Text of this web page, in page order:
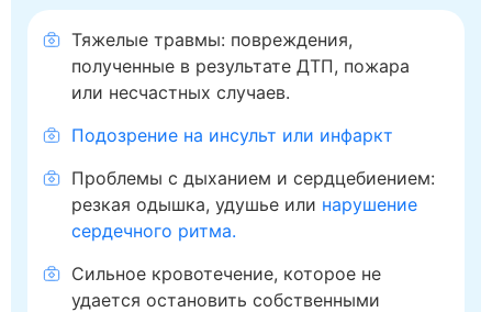
Тяжелые травмы: повреждения,
полученные в результате ДТП, пожара
или несчастных случаев.
Подозрение на инсульт или инфаркт
Проблемы с дыханием и сердцебиением:
резкая одышка, удушье или нарушение
сердечного ритма.
Сильное кровотечение, которое не
удается остановить собственными